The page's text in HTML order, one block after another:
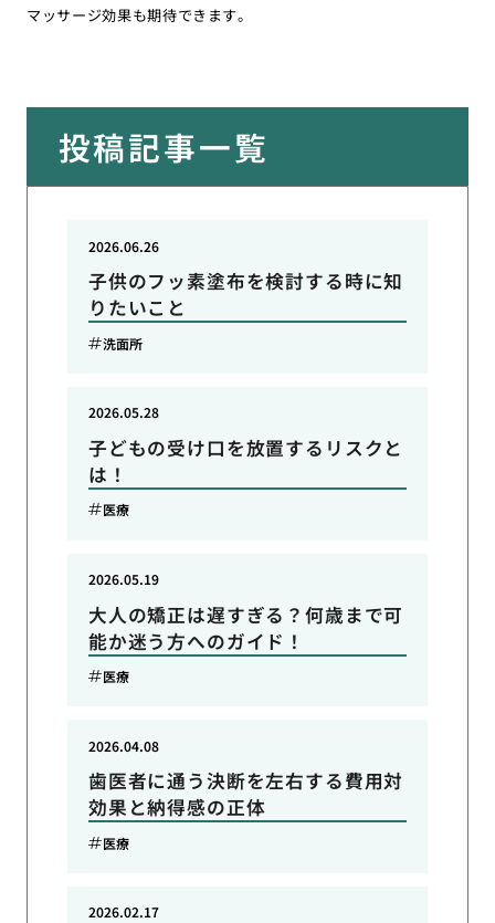
マッサージ効果も期待できます。
投稿記事一覧
子供のフッ素塗布を検討する時に知
りたいこと
2026.06.26
洗面所
子どもの受け口を放置するリスクと
は！
2026.05.28
医療
大人の矯正は遅すぎる？何歳まで可
能か迷う方へのガイド！
2026.05.19
医療
歯医者に通う決断を左右する費用対
効果と納得感の正体
2026.04.08
医療
2026.02.17